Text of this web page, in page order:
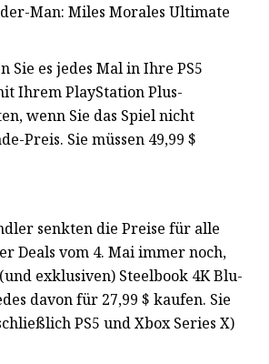
Man: Miles Morales Ultimate
Sie es jedes Mal in Ihre PS5
Ihrem PlayStation Plus-
wenn Sie das Spiel nicht
Preis. Sie müssen 49,99 $
senkten die Preise für alle
Deals vom 4. Mai immer noch,
exklusiven) Steelbook 4K Blu-
davon für 27,99 $ kaufen. Sie
PS5 und Xbox Series X)